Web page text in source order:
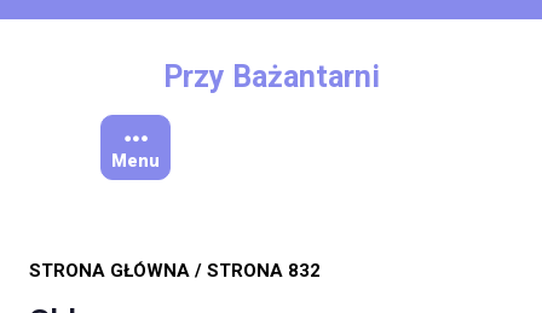
Przy Bażantarni
Menu
STRONA GŁÓWNA / STRONA 832